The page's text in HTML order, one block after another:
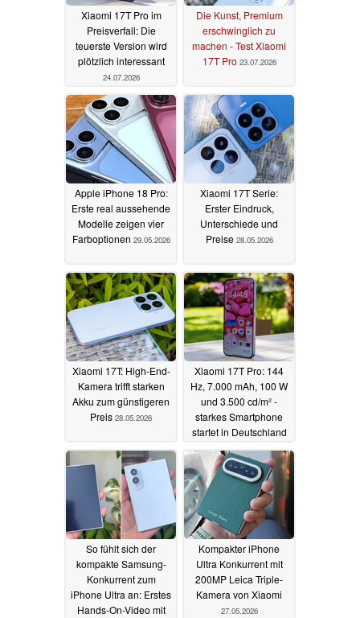
Xiaomi 17T Pro im
Preisverfall: Die
teuerste Version wird
plötzlich interessant
24.07.2026
Die Kunst, Premium
erschwinglich zu
machen - Test Xiaomi
17T Pro 23.07.2026
Apple iPhone 18 Pro:
Erste real aussehende
Modelle zeigen vier
Farboptionen 29.05.2026
Xiaomi 17T Serie:
Erster Eindruck,
Unterschiede und
Preise 28.05.2026
Xiaomi 17T: High-End-
Kamera trifft starken
Akku zum günstigeren
Preis 28.05.2026
Xiaomi 17T Pro: 144
Hz, 7.000 mAh, 100 W
und 3.500 cd/m² -
starkes Smartphone
startet in Deutschland
28.05.2026
So fühlt sich der
kompakte Samsung-
Konkurrent zum
iPhone Ultra an: Erstes
Hands-On-Video mit
Kompakter iPhone
Ultra Konkurrent mit
200MP Leica Triple-
Kamera von Xiaomi
27.05.2026